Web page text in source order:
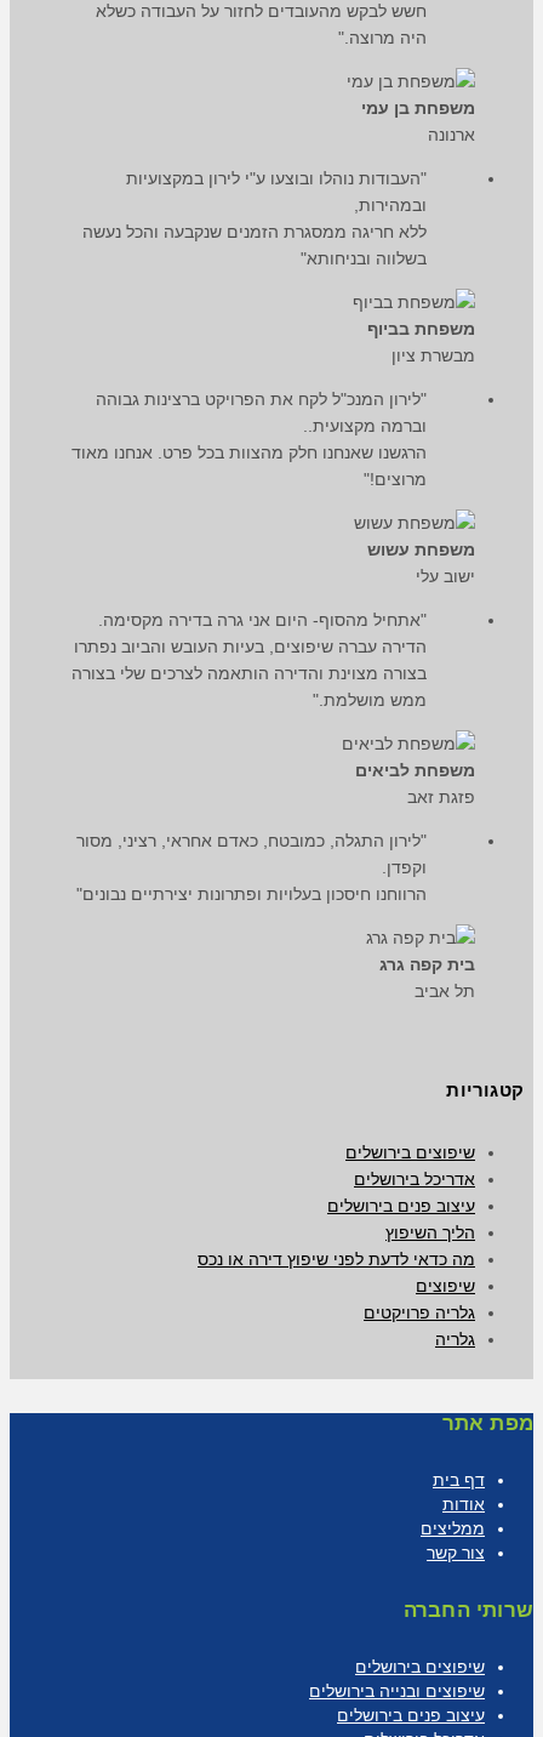
חשש לבקש מהעובדים לחזור על העבודה כשלא
היה מרוצה."
משפחת בן עמי
ארנונה
"העבודות נוהלו ובוצעו ע"י לירון במקצועיות
ובמהירות,
ללא חריגה ממסגרת הזמנים שנקבעה והכל נעשה
בשלווה ובניחותא"
משפחת בביוף
מבשרת ציון
"לירון המנכ"ל לקח את הפרויקט ברצינות גבוהה
וברמה מקצועית..
הרגשנו שאנחנו חלק מהצוות בכל פרט. אנחנו מאוד
מרוצים!"
משפחת עשוש
ישוב עלי
"אתחיל מהסוף- היום אני גרה בדירה מקסימה.
הדירה עברה שיפוצים, בעיות העובש והביוב נפתרו
בצורה מצוינת והדירה הותאמה לצרכים שלי בצורה
ממש מושלמת."
משפחת לביאים
פזגת זאב
"לירון התגלה, כמובטח, כאדם אחראי, רציני, מסור
וקפדן.
הרווחנו חיסכון בעלויות ופתרונות יצירתיים נבונים"
בית קפה גרג
תל אביב
קטגוריות
שיפוצים בירושלים
אדריכל בירושלים
עיצוב פנים בירושלים
הליך השיפוץ
מה כדאי לדעת לפני שיפוץ דירה או נכס
שיפוצים
גלריה פרויקטים
גלריה
מפת אתר
דף בית
אודות
ממליצים
צור קשר
שרותי החברה
שיפוצים בירושלים
שיפוצים ובנייה בירושלים
עיצוב פנים בירושלים